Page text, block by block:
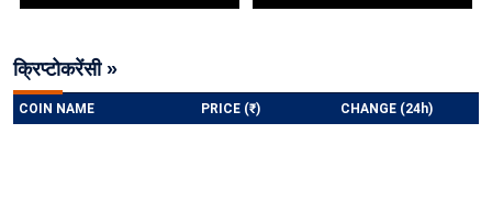
क्रिप्टोकरेंसी »